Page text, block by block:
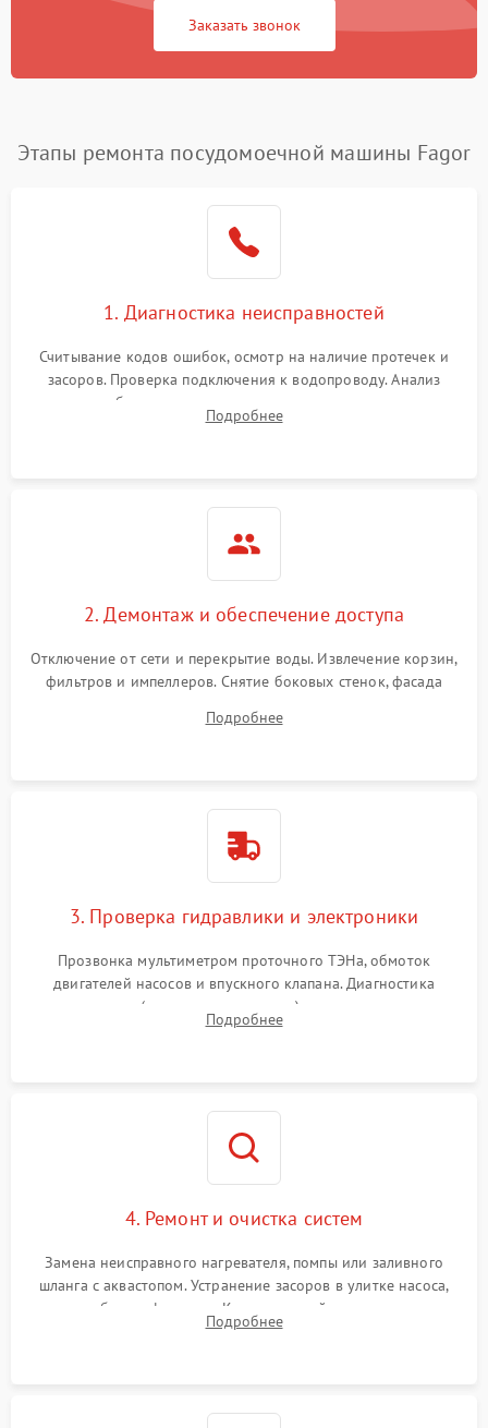
Заказать звонок
Этапы ремонта посудомоечной машины Fagor
1. Диагностика неисправностей
Считывание кодов ошибок, осмотр на наличие протечек и
засоров. Проверка подключения к водопроводу. Анализ
жалоб на отсутствие слива, нагрева, вращения
разбрызгивателей или срабатывание системы защиты
Подробнее
2. Демонтаж и обеспечение доступа
Отключение от сети и перекрытие воды. Извлечение корзин,
фильтров и импеллеров. Снятие боковых стенок, фасада
циркуляционному насосу, ТЭНу и сливной помпе.
Подробнее
3. Проверка гидравлики и электроники
Прозвонка мультиметром проточного ТЭНа, обмоток
двигателей насосов и впускного клапана. Диагностика
прессостата (датчика уровня воды), датчика мутности,
концевика дверцы и электронного модуля управления.
Подробнее
4. Ремонт и очистка систем
Замена неисправного нагревателя, помпы или заливного
шланга с аквастопом. Устранение засоров в улитке насоса,
патрубках и фильтрах. Компонентный ремонт платы
управления, восстановление поврежденной проводки.
Подробнее